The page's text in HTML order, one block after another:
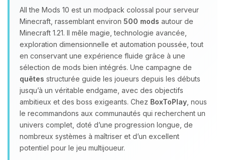
All the Mods 10 est un modpack colossal pour serveur
Minecraft, rassemblant environ 500 mods autour de
Minecraft 1.21. Il mêle magie, technologie avancée,
exploration dimensionnelle et automation poussée, tout
en conservant une expérience fluide grâce à une
sélection de mods bien intégrés. Une campagne de
quêtes structurée guide les joueurs depuis les débuts
jusqu’à un véritable endgame, avec des objectifs
ambitieux et des boss exigeants. Chez BoxToPlay , nous
le recommandons aux communautés qui recherchent un
univers complet, doté d’une progression longue, de
nombreux systèmes à maîtriser et d’un excellent
potentiel pour le jeu multijoueur.
petits circuits pour t’aider.